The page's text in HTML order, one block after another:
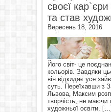
своєї
та став
Вересень 18, 2016
Його світ- це
кольорів. Завдяки
він відкидає усе
суть. Переїхавши з
Львова, Максим
творчість, не маючи
художньої освіти.